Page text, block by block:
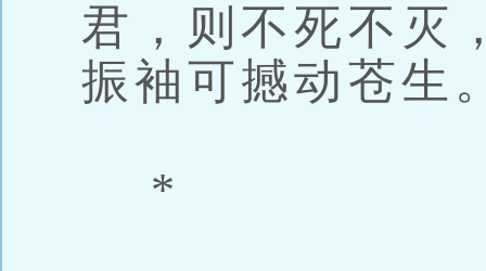
君，则不死不灭
振袖可撼动苍生
*